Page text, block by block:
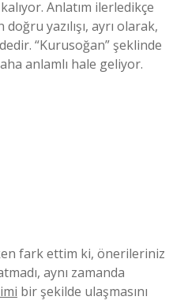
Anlatım ilerledikçe
yazılışı, ayrı olarak,
“Kurusoğan” şeklinde
anlamlı hale geliyor.
fark ettim ki, önerileriniz
aynı zamanda
bir şekilde ulaşmasını